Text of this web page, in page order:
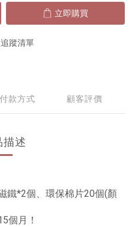
立即購買
蹤清單
款方式 顧客評價
描述
鐵*2個、環保棉片20個(顏
個月！